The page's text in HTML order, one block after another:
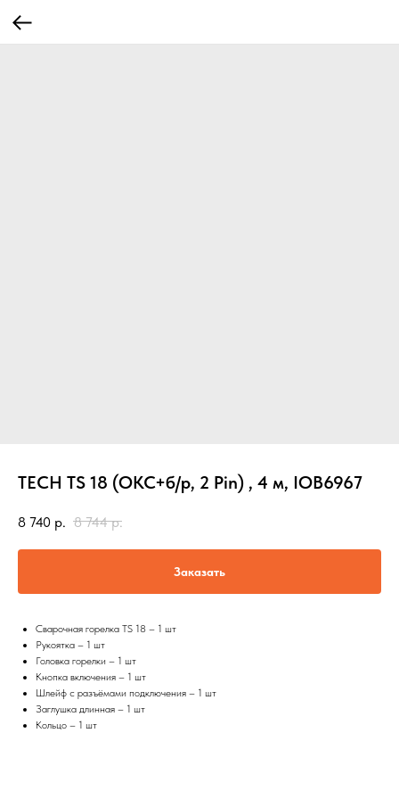
TECH TS 18 (ОКС+б/р, 2 Pin) , 4 м, IOB6967
8 740 р. 8 744 р.
Заказать
Сварочная горелка TS 18 – 1 шт
Рукоятка – 1 шт
Головка горелки – 1 шт
Кнопка включения – 1 шт
Шлейф с разъёмами подключения – 1 шт
Заглушка длинная – 1 шт
Кольцо – 1 шт